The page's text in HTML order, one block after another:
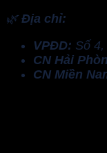
🌿 Địa chỉ:
VPĐD: Số
CN Hải
CN Miền